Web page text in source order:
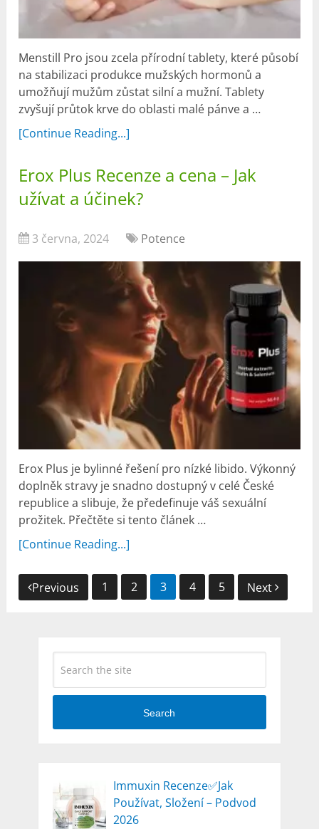
Menstill Pro jsou zcela přírodní tablety, které působí
na stabilizaci produkce mužských hormonů a
umožňují mužům zůstat silní a mužní. Tablety
zvyšují průtok krve do oblasti malé pánve a …
[Continue Reading...]
Erox Plus Recenze a cena – Jak
užívat a účinek?
3 června, 2024 Potence
Erox Plus je bylinné řešení pro nízké libido. Výkonný
doplněk stravy je snadno dostupný v celé České
republice a slibuje, že předefinuje váš sexuální
prožitek. Přečtěte si tento článek …
[Continue Reading...]
Navigace
Previous 1 2 3 4 5 Next
Search
Immuxin Recenze✅Jak
Používat, Složení – Podvod
2026